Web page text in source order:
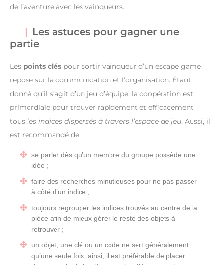
de l’aventure avec les vainqueurs.
Les astuces pour gagner une
partie
Les points clés pour sortir vainqueur d’un escape game
repose sur la communication et l’organisation. Étant
donné qu’il s’agit d’un jeu d’équipe, la coopération est
primordiale pour trouver rapidement et efficacement
tous les indices dispersés à travers l’espace de jeu. Aussi, il
est recommandé de :
se parler dès qu’un membre du groupe possède une
idée ;
faire des recherches minutieuses pour ne pas passer
à côté d’un indice ;
toujours regrouper les indices trouvés au centre de la
pièce afin de mieux gérer le reste des objets à
retrouver ;
un objet, une clé ou un code ne sert généralement
qu’une seule fois, ainsi, il est préférable de placer